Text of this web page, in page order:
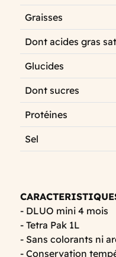
Graisses
Dont acides gras
Glucides
Dont sucres
Protéines
Sel
- DLUO mini 4 mois
- Tetra Pak 1L
- Sans colorants ni
- Conservation